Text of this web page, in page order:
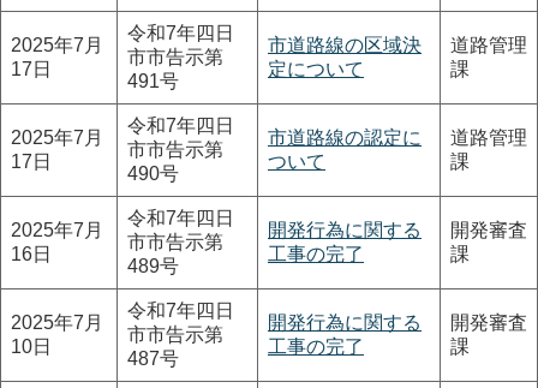
2025年7月
17日
令和7年四日
市市告示第
491号
市道路線の区域決
定について
道路管理
課
2025年7月
17日
令和7年四日
市市告示第
490号
市道路線の認定に
ついて
道路管理
課
2025年7月
16日
令和7年四日
市市告示第
489号
開発行為に関する
工事の完了
開発審査
課
2025年7月
10日
令和7年四日
市市告示第
487号
開発行為に関する
工事の完了
開発審査
課